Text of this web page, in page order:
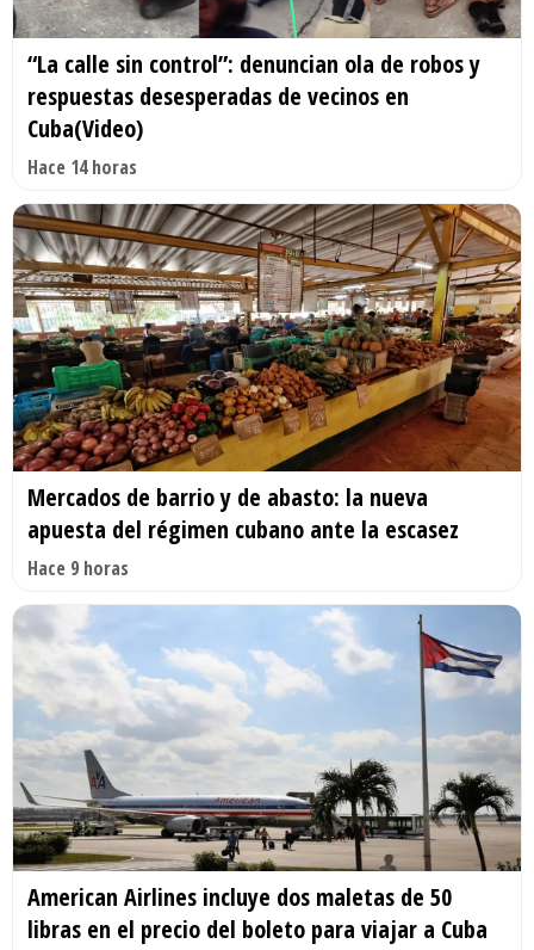
“La calle sin control”: denuncian ola de robos y
respuestas desesperadas de vecinos en
Cuba(Video)
Hace 14 horas
Mercados de barrio y de abasto: la nueva
apuesta del régimen cubano ante la escasez
Hace 9 horas
American Airlines incluye dos maletas de 50
libras en el precio del boleto para viajar a Cuba